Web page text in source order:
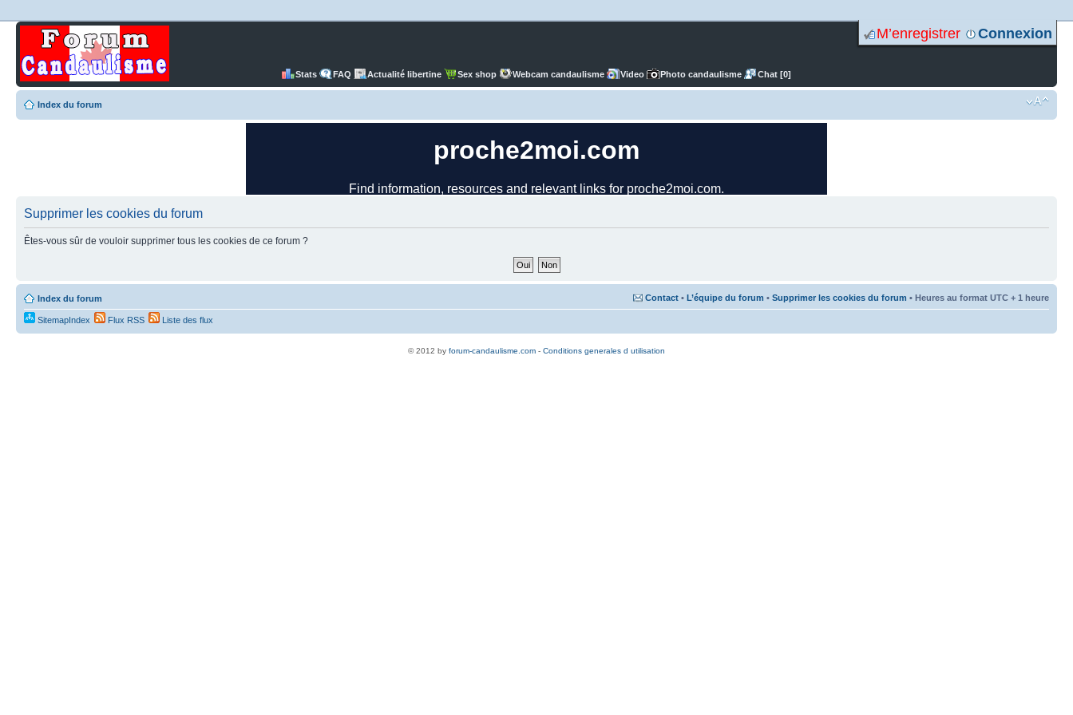
M’enregistrer Connexion
Stats FAQ Actualité libertine Sex shop Webcam candaulisme Video Photo candaulisme Chat [0]
Index du forum
Supprimer les cookies du forum
Êtes-vous sûr de vouloir supprimer tous les cookies de ce forum ?
Index du forum Contact • L’équipe du forum • Supprimer les cookies du forum • Heures au format UTC + 1 heure
SitemapIndex Flux RSS Liste des flux
© 2012 by forum-candaulisme.com - Conditions generales d utilisation